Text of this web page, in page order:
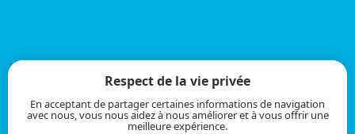
Respect de la vie privée
En acceptant de partager certaines informations de navigation
avec nous, vous nous aidez à nous améliorer et à vous offrir une
meilleure expérience.